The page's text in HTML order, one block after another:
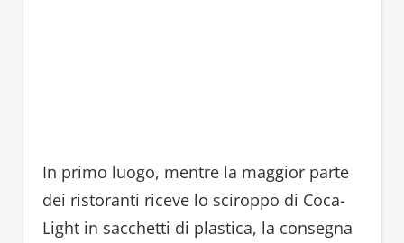
In primo luogo, mentre la maggior parte
dei ristoranti riceve lo sciroppo di Coca-
Light in sacchetti di plastica, la consegna